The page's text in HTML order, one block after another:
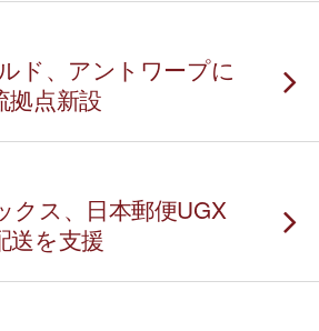
ド、アントワープに
拠点新設
クス、日本郵便UGX
送を支援